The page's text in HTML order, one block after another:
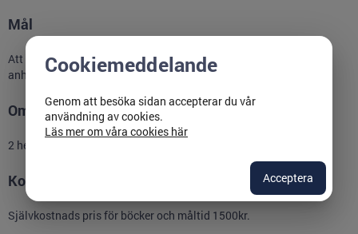
Mål
Att prata med föräldrar och barn med anledning av barnets
anhörigskap.
Omfattning
2 heldagar
Kostnad
Självkostnads pris för böcker och måltid 1500kr.
Cookiemeddelande
Genom att besöka sidan accepterar du vår
användning av cookies.
Läs mer om våra cookies här
Acceptera